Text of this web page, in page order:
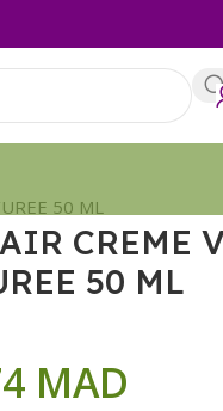
50 ML
CREME
50 ML
MAD